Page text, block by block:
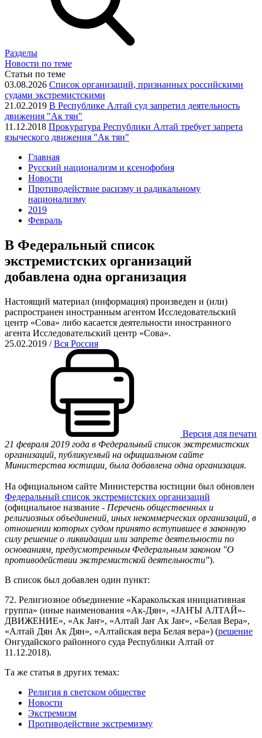
Разделы
Новости по теме
Статьи по теме
03.08.2026 Список организаций, признанных российскими
судами экстремистскими
21.02.2019 В Республике Алтай суд запретил деятельность
движения "Ак тян"
11.12.2018 Прокуратура Республики Алтай требует запрета
языческого движения "Ак тян"
Главная
Русский национализм и ксенофобия
Новости
Противодействие расизму и радикальному
национализму
2019
Февраль
В Федеральный список
экстремистских организаций
добавлена одна организация
Настоящий материал (информация) произведен и (или)
распространен иностранным агентом Исследовательский
центр «Сова» либо касается деятельности иностранного
агента Исследовательский центр «Сова».
25.02.2019 /Вся Россия
Версия для печати
21 февраля 2019 года в Федеральный список экстремистских
организаций, публикуемый на официальном сайте
Министерства юстиции, была добавлена одна организация.
На официальном сайте Министерства юстиции был обновлен
Федеральный список экстремистских организаций
(официальное название - Перечень общественных и
религиозных объединений, иных некоммерческих организаций, в
отношении которых судом принято вступившее в законную
силу решение о ликвидации или запрете деятельности по
основаниям, предусмотренным Федеральным законом "О
противодействии экстремистской деятельности").
В список был добавлен один пункт:
72. Религиозное объединение «Каракольская инициативная
группа» (иные наименования «Ак-Дян», «JAҤЫ АЛТАЙ»-
ДВИЖЕНИЕ», «Ак Jаҥ», «Алтай Jаҥ Ак Jаҥ», «Белая Вера»,
«Алтай Дян Ак Дян», «Алтайская вера Белая вера») (решение
Онгудайского районного суда Республики Алтай от
11.12.2018).
Та же статья в других темах:
Религия в светском обществе
Новости
Экстремизм
Противодействие экстремизму